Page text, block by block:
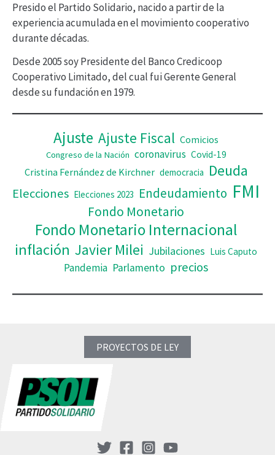
e
v
d
e
o
Presido el Partido Solidario, nacido a partir de la
experiencia acumulada en el movimiento cooperativo
durante décadas.
Desde 2005 soy Presidente del Banco Credicoop
Cooperativo Limitado, del cual fui Gerente General
desde su fundación en 1979.
Ajuste Ajuste Fiscal Comicios
Congreso de la Nación coronavirus Covid-19
Cristina Fernández de Kirchner democracia Deuda
Elecciones Elecciones 2023 Endeudamiento FMI
Fondo Monetario
Fondo Monetario Internacional
inflación Javier Milei Jubilaciones Luis Caputo
Pandemia Parlamento precios
PROYECTOS DE LEY